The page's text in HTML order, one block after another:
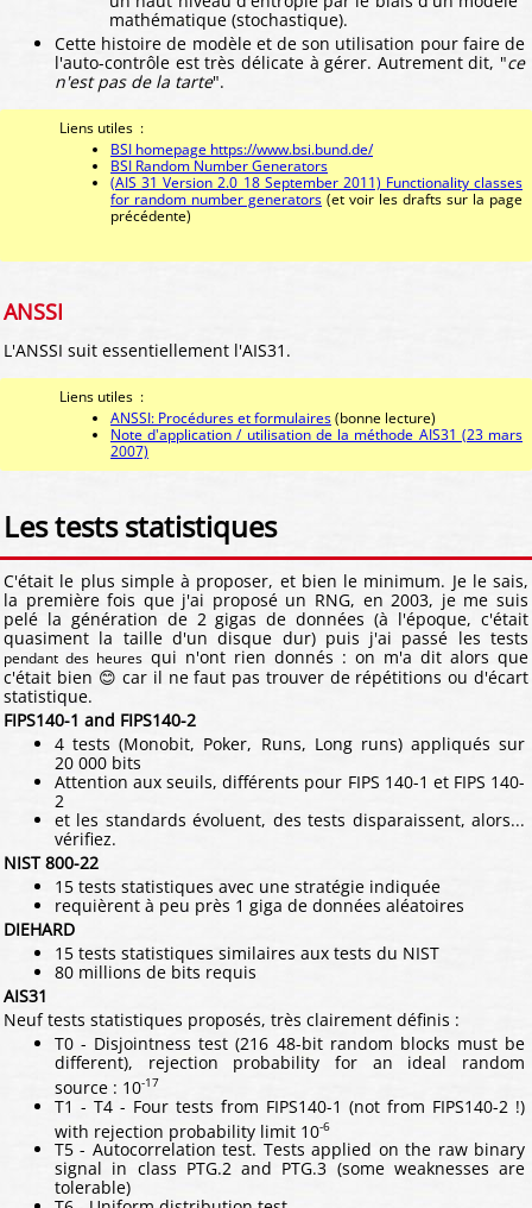
mathématique (stochastique).
Cette histoire de modèle et de son utilisation pour faire de
l'auto-contrôle est très délicate à gérer. Autrement dit, "ce
n'est pas de la tarte".
Liens utiles :
BSI homepage https://www.bsi.bund.de/
BSI Random Number Generators
(AIS 31 Version 2.0 18 September 2011) Functionality classes
for random number generators (et voir les drafts sur la page
précédente)
ANSSI
L'ANSSI suit essentiellement l'AIS31.
Liens utiles :
ANSSI: Procédures et formulaires(bonne lecture)
Note d'application / utilisation de la méthode AIS31 (23 mars
2007)
Les tests statistiques
C'était le plus simple à proposer, et bien le minimum. Je le sais,
la première fois que j'ai proposé un RNG, en 2003, je me suis
pelé la génération de 2 gigas de données (à l'époque, c'était
quasiment la taille d'un disque dur) puis j'ai passé les tests
pendant des heures qui n'ont rien donnés : on m'a dit alors que
c'était bien 😊 car il ne faut pas trouver de répétitions ou d'écart
statistique.
FIPS140-1 and FIPS140-2
4 tests (Monobit, Poker, Runs, Long runs) appliqués sur
20 000 bits
Attention aux seuils, différents pour FIPS 140-1 et FIPS 140-
2
et les standards évoluent, des tests disparaissent, alors...
vérifiez.
NIST 800-22
15 tests statistiques avec une stratégie indiquée
requièrent à peu près 1 giga de données aléatoires
DIEHARD
15 tests statistiques similaires aux tests du NIST
80 millions de bits requis
AIS31
Neuf tests statistiques proposés, très clairement définis :
T0 - Disjointness test (216 48-bit random blocks must be
different), rejection probability for an ideal random
source : 10-17
T1 - T4 - Four tests from FIPS140-1 (not from FIPS140-2 !)
with rejection probability limit 10-6
T5 - Autocorrelation test. Tests applied on the raw binary
signal in class PTG.2 and PTG.3 (some weaknesses are
tolerable)